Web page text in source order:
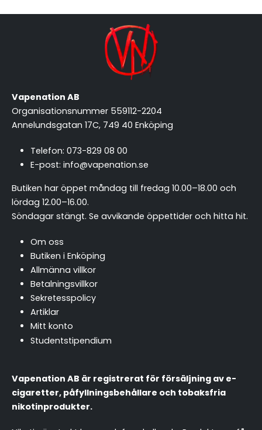
Vapenation AB
Organisationsnummer 559112-2204
Annelundsgatan 17C, 749 40 Enköping
Telefon: 073-829 08 00
E-post: info@vapenation.se
Butiken har öppet måndag till fredag 10.00–18.00 och
lördag 12.00–16.00.
Söndagar stängt. Se avvikande öppettider och hitta hit.
Om oss
Butiken i Enköping
Allmänna villkor
Betalningsvillkor
Sekretesspolicy
Artiklar
Mitt konto
Studentstipendium
Vapenation AB är registrerat för försäljning av e-
cigaretter, påfyllningsbehållare och tobaksfria
nikotinprodukter.